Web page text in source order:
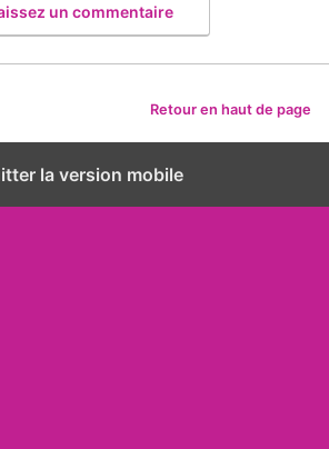
un commentaire
Retour en haut de page
la version mobile